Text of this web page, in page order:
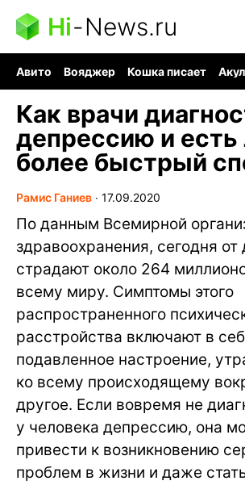
Hi-News.ru
Авито Вояджер Кошка писает
Как врачи
депрессию и есть
более быстрый
Рамис Ганиев ∙ 17.09.2020
По данным Всемирной
здравоохранения, сегодня от
страдают около 264
всему миру. Симптомы этого
распространенного
расстройства включают в
подавленное настроение,
ко всему происходящему
другое. Если вовремя не
у человека депрессию, она
привести к возникновению
проблем в жизни и даже